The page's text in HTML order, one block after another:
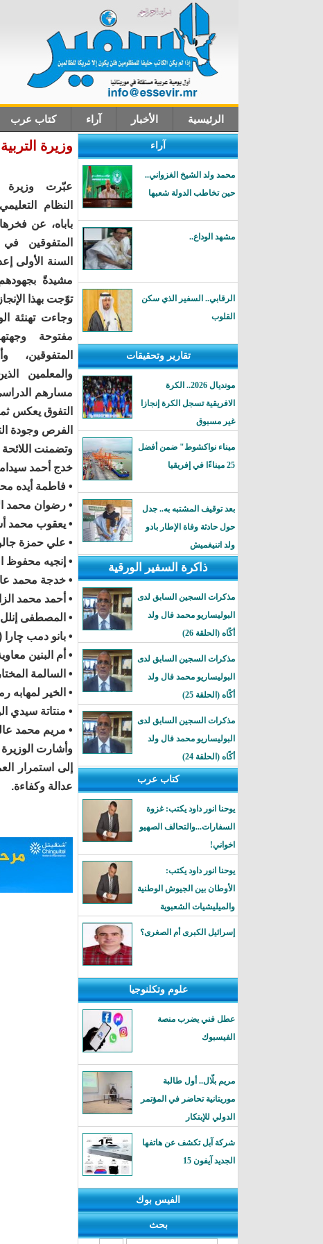
الرئيسية الأخبار آراء كتاب عرب
آراء
محمد ولد الشيخ الغزواني..
حين تخاطب الدولة شعبها
مشهد الوداع..
الرقابي.. السفير الذي سكن
القلوب
تقارير وتحقيقات
مونديال 2026.. الكرة
الافريقية تسجل الكرة إنجازا
غير مسبوق
ميناء نواكشوط" ضمن أفضل
25 ميناءًا في إفريقيا
بعد توقيف المشتبه به.. جدل
حول حادثة وفاة الإطار بادو
ولد اتنيغميش
ذاكرة السفير الورقية
مذكرات السجين السابق لدى
البوليساريو محمد فال ولد
أكًاه (الحلقة 26)
مذكرات السجين السابق لدى
البوليساريو محمد فال ولد
أكًاه (الحلقة 25)
مذكرات السجين السابق لدى
البوليساريو محمد فال ولد
أكًاه (الحلقة 24)
كتاب عرب
يوحنا انور داود يكتب: غزوة
السفارات...والتحالف الصهيو
اخواني!
يوحنا انور داود يكتب:
الأوطان بين الجيوش الوطنية
والميليشيات الشعبوية
إسرائيل الكبرى أم الصغرى؟
علوم وتكلنوجيا
عطل فني يضرب منصة
الفيسبوك
مريم بلّال.. أول طالبة
موريتانية تحاضر في المؤتمر
الدولي للإبتكار
شركة آبل تكشف عن هاتفها
الجديد آيفون 15
الفيس بوك
بحث
وزيرة
عبّرت وزيرة
النظام
باباه، عن فخرها
المتفوقين
مشيدةً
توّجت بهذا
وجاءت تهنئة
مفتوحة
المتفوقين،
والمعلمين
مسارهم
التفوق يعكس
الفرص وجودة
وتضمنت
خدج أحمد
• فاطمة أيده
• رضوان محمد
• يعقوب محمد
• علي حمزة
• إنجيه محفوظ
• خدجة محمد
• أحمد محمد
• المصطفى
• بانو دمب چارا
• أم البنين
• السالمة
• الخير لمهابه
• منتاتة سيدي
• مريم محمد
وأشارت
إلى استمرار
عدالة وكفاءة.